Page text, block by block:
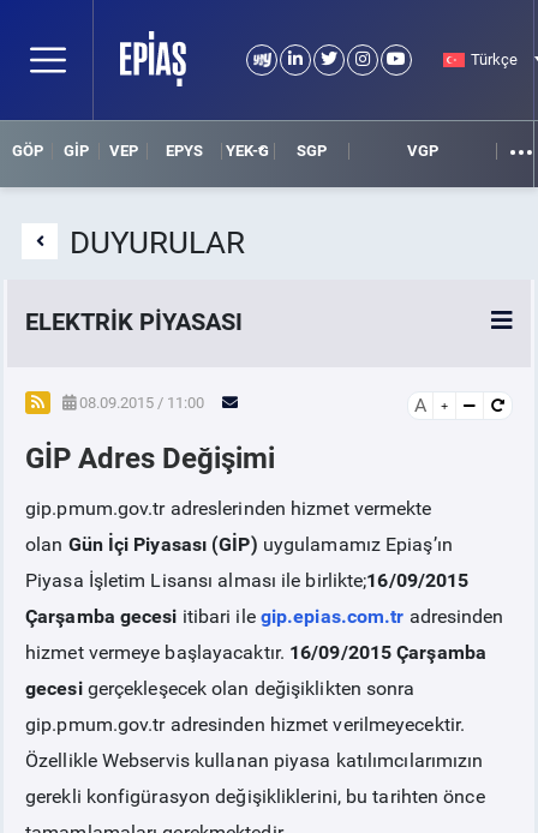
Türkçe
GÖP GİP VEP EPYS YEK-G SGP VGP
DUYURULAR
ELEKTRİK PİYASASI
SPOT ELEKTRİK PİYASALARI
ÖRNEK FİNANS BELGELERİ
VADELİ ELEKTRİK PİYASASI
SERBEST TÜKETİCİ
MALİ UZLAŞTIRMA
TEMİNAT
08.09.2015 / 11:00 A
GİP Adres Değişimi
gip.pmum.gov.tr adreslerinden hizmet vermekte
olan Gün İçi Piyasası (GİP) uygulamamız Epiaş’ın
Piyasa İşletim Lisansı alması ile birlikte;16/09/2015
Çarşamba gecesi itibari ile gip.epias.com.tr adresinden
hizmet vermeye başlayacaktır. 16/09/2015 Çarşamba
gecesigerçekleşecek olan değişiklikten sonra
gip.pmum.gov.tr adresinden hizmet verilmeyecektir.
Özellikle Webservis kullanan piyasa katılımcılarımızın
gerekli konfigürasyon değişikliklerini, bu tarihten önce